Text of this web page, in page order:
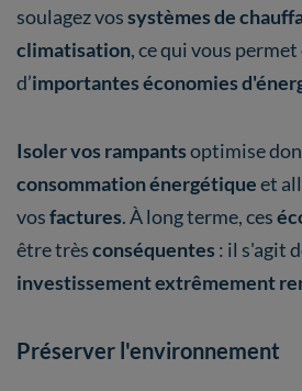
soulagez vossystèmes de
climatisation, ce qui vous
d’importantes économies
Isoler vos rampantsoptimise
consommation énergétiqueet
vosfactures. À long terme, ces
être trèsconséquentes : il s'agit
investissement extrêmement
Préserver l'environnement